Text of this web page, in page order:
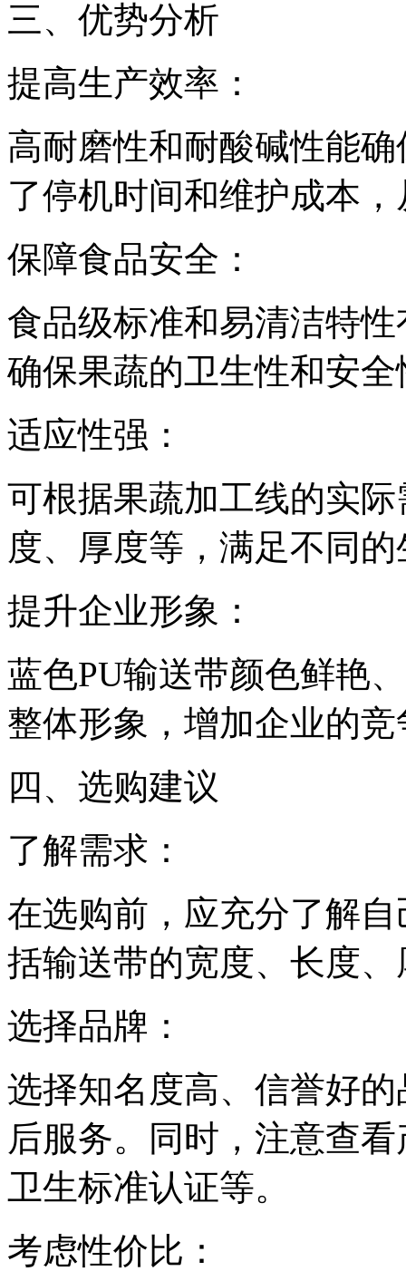
三、优势分析
提高生产效率：
高耐磨性和耐酸碱性能
了停机时间和维护成本
保障食品安全：
食品级标准和易清洁特
确保果蔬的卫生性和安全
适应性强：
可根据果蔬加工线的实
度、厚度等，满足不同
提升企业形象：
蓝色PU输送带颜色鲜艳
整体形象，增加企业的竞
四、选购建议
了解需求：
在选购前，应充分了解
括输送带的宽度、长度
选择品牌：
选择知名度高、信誉好
后服务。同时，注意查
卫生标准认证等。
考虑性价比：